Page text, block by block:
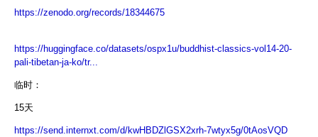
https://zenodo.org/records/18344675
https://huggingface.co/datasets/ospx1u/buddhist-classics-vol14-20-
pali-tibetan-ja-ko/tr...
临时：
15天
https://send.internxt.com/d/kwHBDZlGSX2xrh-7wtyx5g/0tAosVQD